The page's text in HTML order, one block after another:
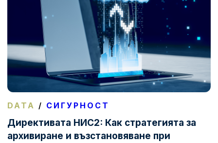
DATA / СИГУРНОСТ
Директивата НИС2: Как стратегията за
архивиране и възстановяване при